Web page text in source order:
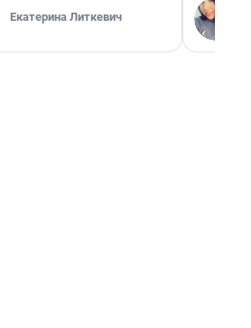
Екатерина Литкевич